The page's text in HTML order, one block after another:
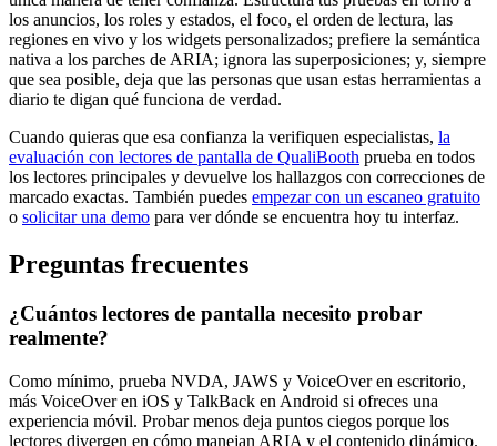
los anuncios, los roles y estados, el foco, el orden de lectura, las
regiones en vivo y los widgets personalizados; prefiere la semántica
nativa a los parches de ARIA; ignora las superposiciones; y, siempre
que sea posible, deja que las personas que usan estas herramientas a
diario te digan qué funciona de verdad.
Cuando quieras que esa confianza la verifiquen especialistas, la
evaluación con lectores de pantalla de QualiBooth prueba en todos
los lectores principales y devuelve los hallazgos con correcciones de
marcado exactas. También puedes empezar con un escaneo gratuito
o solicitar una demo para ver dónde se encuentra hoy tu interfaz.
Preguntas frecuentes
¿Cuántos lectores de pantalla necesito probar
realmente?
Como mínimo, prueba NVDA, JAWS y VoiceOver en escritorio,
más VoiceOver en iOS y TalkBack en Android si ofreces una
experiencia móvil. Probar menos deja puntos ciegos porque los
lectores divergen en cómo manejan ARIA y el contenido dinámico.